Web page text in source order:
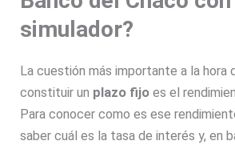
simulador?
La cuestión más importante a la hora
constituir un plazo fijo es el
Para conocer como es ese
saber cuál es la tasa de interés y, en